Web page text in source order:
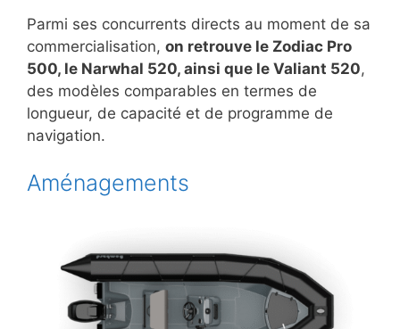
Parmi ses concurrents directs au moment de sa
commercialisation, on retrouve le Zodiac Pro
500, le Narwhal 520, ainsi que le Valiant 520,
des modèles comparables en termes de
longueur, de capacité et de programme de
navigation.
Aménagements